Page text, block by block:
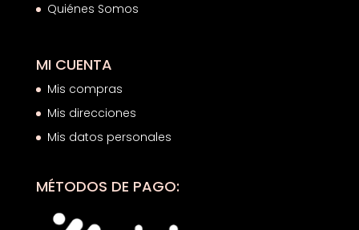
Quiénes Somos
MI CUENTA
Mis compras
Mis direcciones
Mis datos personales
MÉTODOS DE PAGO: